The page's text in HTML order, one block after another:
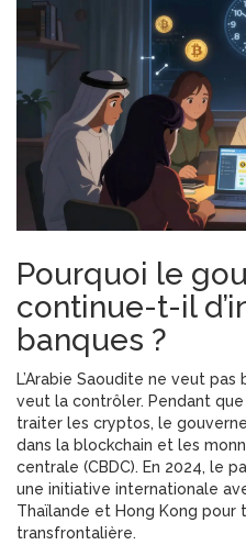
Pourquoi le
continue-t-il
banques ?
L’Arabie Saoudite ne veut
veut la contrôler. Pendant
traiter les cryptos, le
dans la blockchain et les
centrale (CBDC). En 2024, le
une initiative internationale
Thaïlande et Hong Kong pour
transfrontalière.